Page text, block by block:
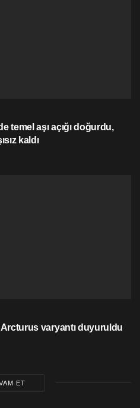
temel aşı açığı doğurdu,
kaldı
Arcturus varyantı duyuruldu
ET